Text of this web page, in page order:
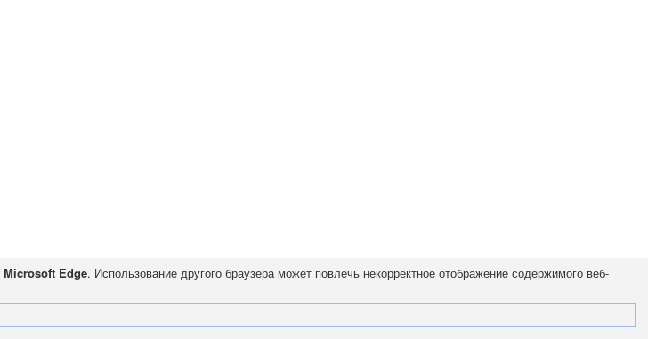
Microsoft Edge. Использование другого браузера может повлечь некорректное отображение содержимого веб-